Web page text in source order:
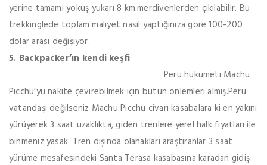
yerine tamamı yokuş yukarı 8 km.merdivenlerden çıkılabilir. Bu
trekkinglede toplam maliyet nasıl yaptığınıza göre 100-200
dolar arası değişiyor.
5. Backpacker’ın kendi keşfi
Peru hükümeti Machu
Picchu’yu nakite çevirebilmek için bütün önlemleri almış.Peru
vatandaşı değilseniz Machu Picchu civarı kasabalara ki en yakını
yürüyerek 3 saat uzaklıkta, giden trenlere yerel halk fiyatları ile
binmeniz yasak. Tren dışında olanakları araştıranlar 3 saat
yürüme mesafesindeki Santa Terasa kasabasına karadan gidiş